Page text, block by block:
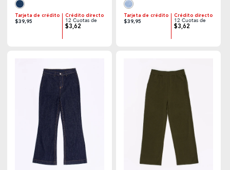
Tarjeta de crédito
$39,95
Crédito directo
12 Cuotas de
$3,62
Tarjeta de crédito
$39,95
Crédito directo
12 Cuotas de
$3,62